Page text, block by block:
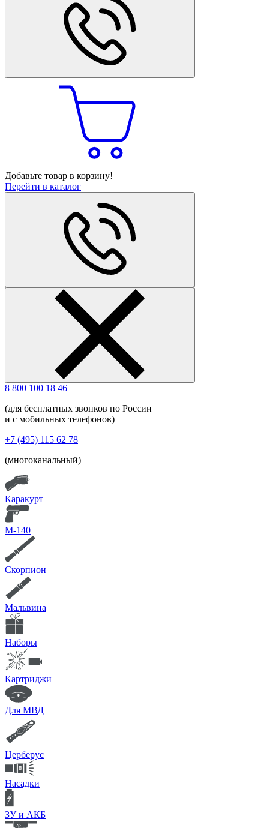
Добавьте товар в корзину!
Перейти в каталог
8 800 100 18 46
(для бесплатных звонков по России
и с мобильных телефонов)
+7 (495) 115 62 78
(многоканальный)
Каракурт
М-140
Скорпион
Мальвина
Наборы
Картриджи
Для МВД
Церберус
Насадки
ЗУ и АКБ